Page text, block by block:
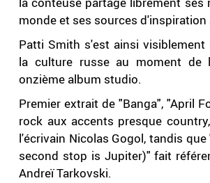
monde et ses sources d'inspiration
Patti Smith s'est ainsi visiblement
la culture russe au moment de
onzième album studio.
Premier extrait de "Banga", "April
rock aux accents presque
l'écrivain Nicolas Gogol, tandis
second stop is Jupiter)" fait
Andreï Tarkovski.